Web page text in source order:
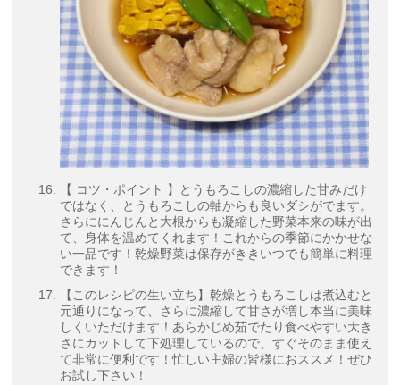
【 コツ・ポイント 】とうもろこしの濃縮した甘みだけ
ではなく、とうもろこしの軸からも良いダシがでます。
さらににんじんと大根からも凝縮した野菜本来の味が出
て、身体を温めてくれます！これからの季節にかかせな
い一品です！乾燥野菜は保存がききいつでも簡単に料理
できます！
【このレシピの生い立ち】乾燥とうもろこしは煮込むと
元通りになって、さらに濃縮して甘さが増し本当に美味
しくいただけます！あらかじめ茹でたり食べやすい大き
さにカットして下処理しているので、すぐそのまま使え
て非常に便利です！忙しい主婦の皆様におススメ！ぜひ
お試し下さい！